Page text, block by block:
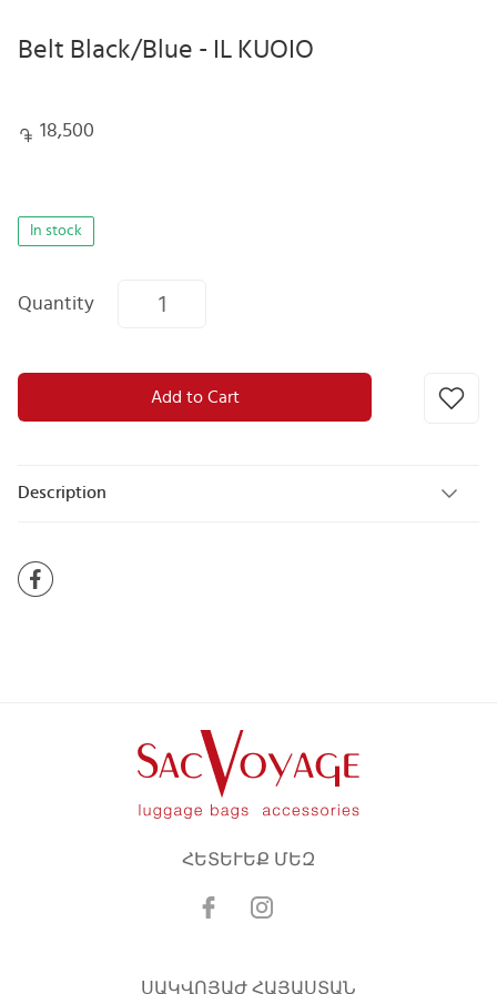
Belt Black/Blue - IL KUOIO
18,500
In stock
Quantity
Add to Cart
Description
ՀԵՏԵՒԵՔ ՄԵԶ
ՍԱԿՎՈՅԱԺ ՀԱՅԱՍՏԱՆ